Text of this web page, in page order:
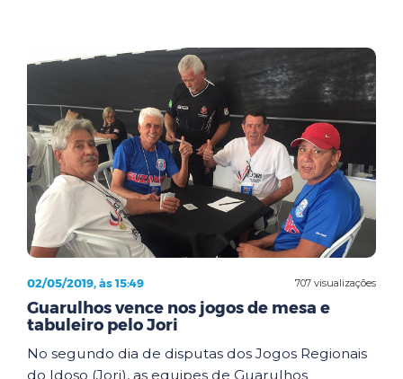
707 visualizações
02/05/2019, às 15:49
Guarulhos vence nos jogos de mesa e
tabuleiro pelo Jori
No segundo dia de disputas dos Jogos Regionais
do Idoso (Jori), as equipes de Guarulhos